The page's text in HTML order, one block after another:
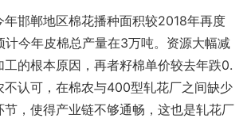
年邯郸地区棉花播种面积较2018年再度
计今年皮棉总产量在3万吨。资源大幅减
工的根本原因，再者籽棉单价较去年跌0.
认可，在棉农与400型轧花厂之间缺少
节，使得产业链不够通畅，这也是轧花厂